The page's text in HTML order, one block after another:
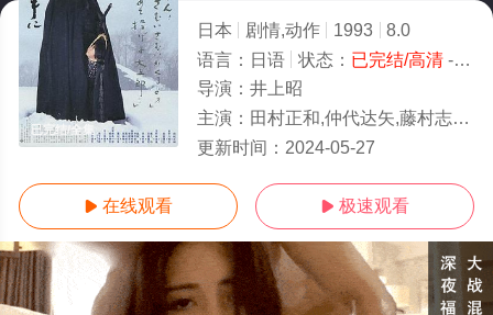
已完结/全集
日本 剧情,动作 1993
8.0
语言： 日语 状态： 已完结/高清- 免费在线观看
导演： 井上昭
主演： 田村正和,仲代达矢,藤村志保,桥爪功,池上季实子,石桥莲司,岩下志麻,河原崎长一郎,古手川祐子,益冈彻,
更新时间： 2024-05-27
 在线观看  极速观看